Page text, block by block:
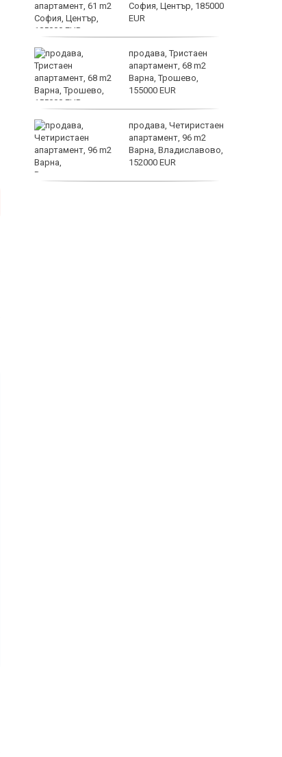
София, Център, 185000
EUR
продава, Тристаен
апартамент, 68 m2
Варна, Трошево,
155000 EUR
продава, Четиристаен
апартамент, 96 m2
Варна, Владиславово,
152000 EUR